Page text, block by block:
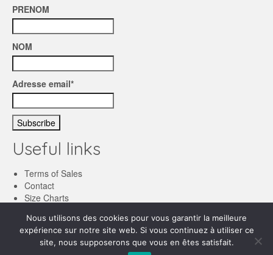
PRENOM
NOM
Adresse email*
Useful links
Terms of Sales
Contact
Size Charts
Français
Nous utilisons des cookies pour vous garantir la meilleure
expérience sur notre site web. Si vous continuez à utiliser ce
site, nous supposerons que vous en êtes satisfait.